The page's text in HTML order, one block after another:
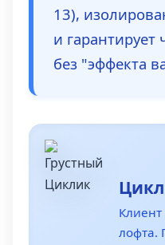
13),
и гарантирует
без "эффекта
лофта.